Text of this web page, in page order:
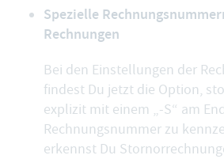
Spezielle
Rechnungen
Bei den Einstellungen der
findest Du jetzt die Option,
explizit mit einem „-S“ am
Rechnungsnummer zu
erkennst Du